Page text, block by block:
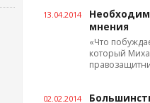
13.04.2014
мнения
«Что
который
02.02.2014